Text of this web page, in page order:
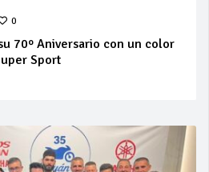
0
70º Aniversario con un color
Sport